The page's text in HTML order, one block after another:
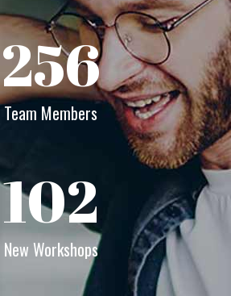
256
Team Members
102
New Workshops